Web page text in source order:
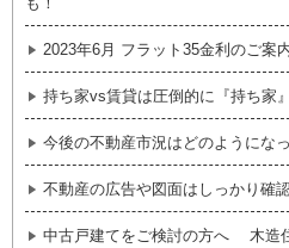
2023年6月 フラット35金利のご案
持ち家vs賃貸は圧倒的に『持ち家
今後の不動産市況はどのようにな
不動産の広告や図面はしっかり確
中古戸建てをご検討の方へ 木造